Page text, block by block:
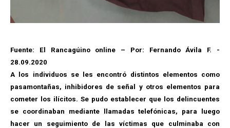
Fuente: El Rancagúino online – Por: Fernando Ávila F. -
28.09.2020
A los individuos se les encontró distintos elementos como
pasamontañas, inhibidores de señal y otros elementos para
cometer los ilícitos. Se pudo establecer que los delincuentes
se coordinaban mediante llamadas telefónicas, para luego
hacer un seguimiento de las víctimas que culminaba con